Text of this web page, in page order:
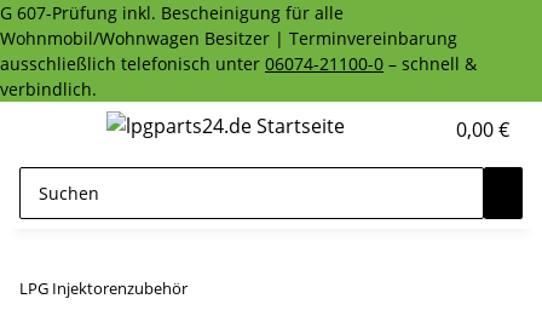
G 607-Prüfung inkl. Bescheinigung für alle
Wohnmobil/Wohnwagen Besitzer | Terminvereinbarung
ausschließlich telefonisch unter 06074-21100-0 – schnell &
verbindlich.
0,00 €
LPG Injektorenzubehör